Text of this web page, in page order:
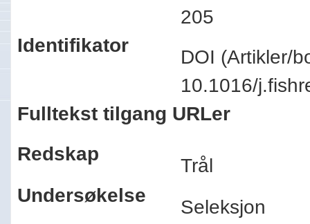
205
Identifikator
DOI (Artikler/
10.1016/
Fulltekst tilgang URLer
Redskap
Trål
Undersøkelse
Seleksjon